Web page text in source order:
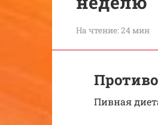
На чтение:24 мин
Пивная